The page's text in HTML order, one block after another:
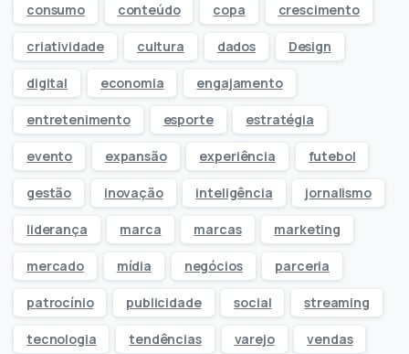
consumo conteúdo copa crescimento
criatividade cultura dados Design
digital economia engajamento
entretenimento esporte estratégia
evento expansão experiência futebol
gestão inovação inteligência jornalismo
liderança marca marcas marketing
mercado mídia negócios parceria
patrocínio publicidade social streaming
tecnologia tendências varejo vendas